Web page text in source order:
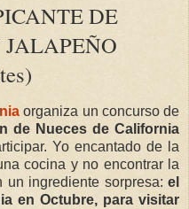
DE
JALAPEÑO
organiza un concurso de
de Nueces de California
Yo encantado de la
cocina y no encontrar la
ingrediente sorpresa: el
en Octubre, para visitar